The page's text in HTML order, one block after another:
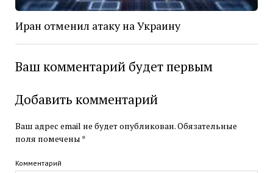
Иран отменил атаку на Украину
Ваш комментарий будет первым
Добавить комментарий
Ваш адрес email не будет опубликован.Обязательные
поля помечены *
Комментарий